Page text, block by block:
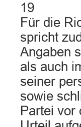
19
Für die
spricht
Angaben
als auch
seiner
sowie
Partei vor